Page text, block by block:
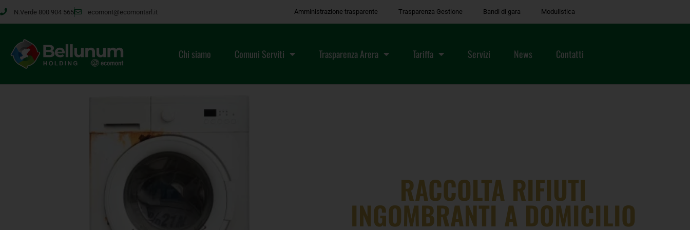
N.Verde 800 904 565 ecomont@ecomontsrl.it Amministrazione trasparente Trasparenza Gestione Bandi di gara Modulistica
Chi siamo Comuni Serviti Trasparenza Arera Tariffa Servizi News Contatti
RACCOLTA RIFIUTI
INGOMBRANTI A DOMICILIO